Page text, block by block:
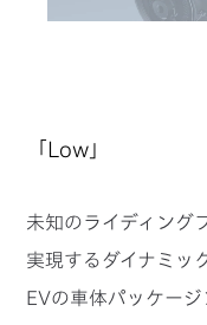
「Low」
未知のライディング
実現するダイナミッ
EVの車体パッケー